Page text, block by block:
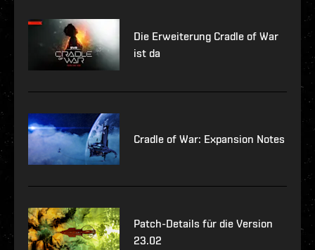
Die Erweiterung Cradle of War
ist da
Cradle of War: Expansion Notes
Patch-Details für die Version
23.02